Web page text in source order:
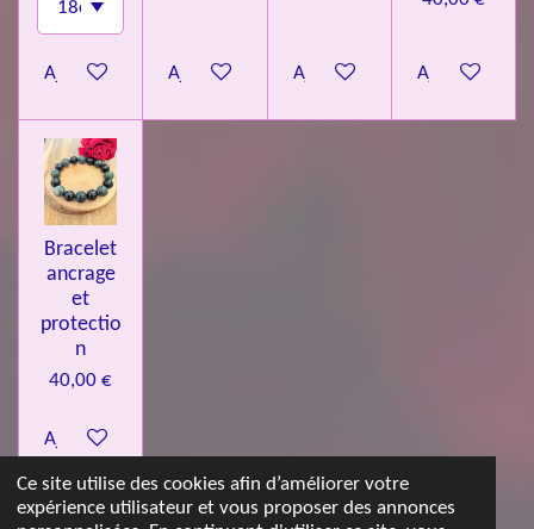
Ce site utilise des cookies afin d’améliorer votre
expérience utilisateur et vous proposer des annonces
Ajouter au panierAjouter au panierAjouter au panierAjouter au
Bracelet
ancrage
et
protectio
n
40,00 €
Ajouter au panier
© 2023 - 2026 Les jolies pierres d'Emma